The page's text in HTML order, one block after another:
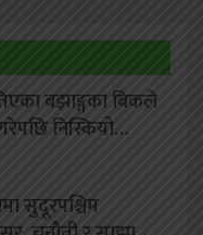
बझाङ्गका बिकले
निस्कियो…
सुदूरपश्चिम